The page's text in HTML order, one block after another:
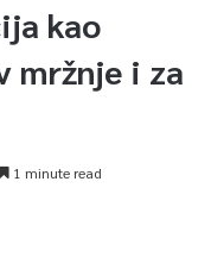
kao
mržnje i za
1 minute read